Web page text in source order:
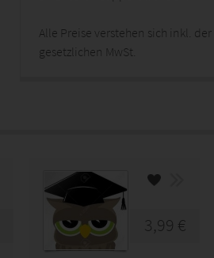
Alle Preise verstehen sich inkl. der
gesetzlichen MwSt.
3,99 €